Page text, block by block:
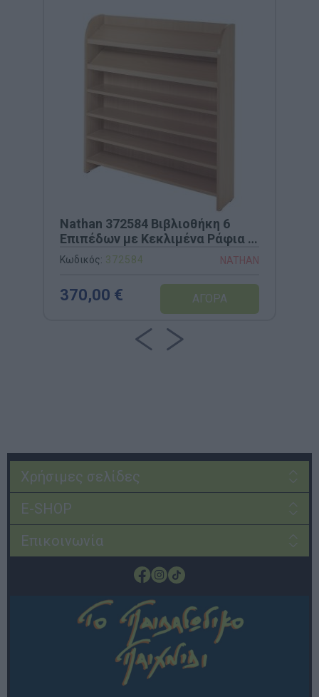
Nathan 372584 Βιβλιοθήκη 6
Επιπέδων με Κεκλιμένα Ράφια -
100x33x106cm
Κωδικός: 372584 NATHAN
370,00 €
Χρήσιμες σελίδες
E-SHOP
Επικοινωνία